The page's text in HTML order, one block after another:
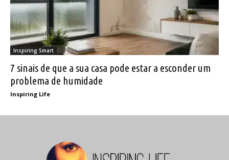
Inspiring Smart
7 sinais de que a sua casa pode estar a esconder um
problema de humidade
Inspiring Life